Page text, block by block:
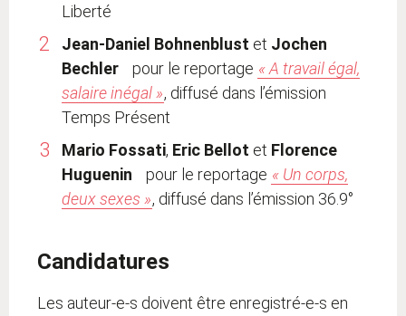
Liberté
Jean-Daniel Bohnenblust et Jochen
Bechler pour le reportage « A travail égal,
salaire inégal », diffusé dans l’émission
Temps Présent
Mario Fossati, Eric Bellot et Florence
Huguenin pour le reportage « Un corps,
deux sexes », diffusé dans l’émission 36.9°
Candidatures
Les auteur-e-s doivent être enregistré-e-s en